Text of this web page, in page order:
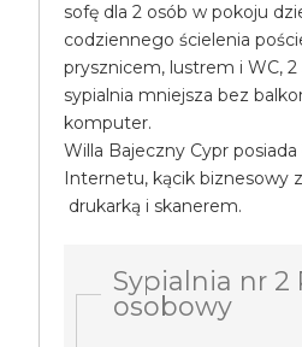
sofę dla 2 osób w pokoju
codziennego ścielenia
prysznicem, lustrem i WC, 2
sypialnia mniejsza bez
komputer.
Willa Bajeczny Cypr
Internetu, kącik biznesowy
drukarką i skanerem.
Sypialnia nr 2
osobowy